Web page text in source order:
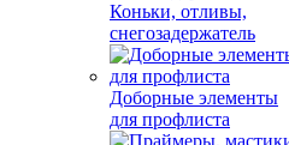
Коньки, отливы,
снегозадержатель
Доборные элементы
для профлиста